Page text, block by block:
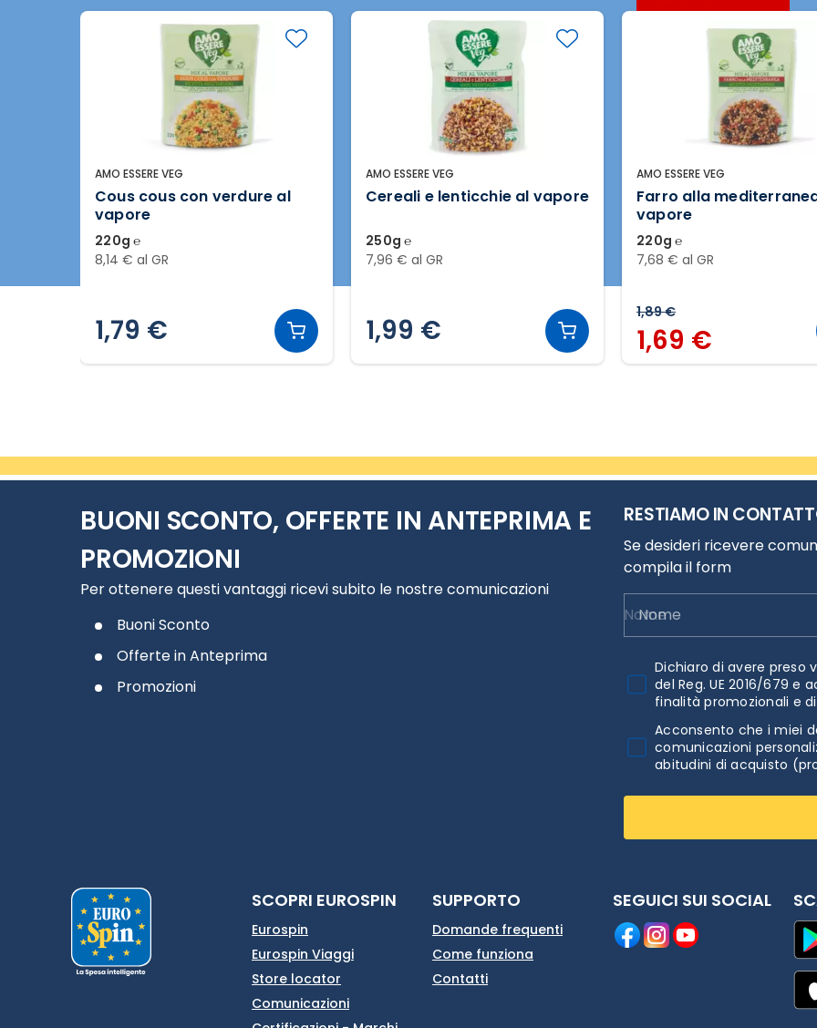
AMO ESSERE VEG
Cous cous con verdure al
vapore
220g ℮
8,14 € al GR
1,79 €
AMO ESSERE VEG
Cereali e lenticchie al vapore
250g ℮
7,96 € al GR
1,99 €
AMO ESSERE VEG
Farro alla
vapore
220g ℮
7,68 € al GR
1,89 €
1,69 €
BUONI SCONTO, OFFERTE IN ANTEPRIMA E
PROMOZIONI
Per ottenere questi vantaggi ricevi subito le nostre comunicazioni
Buoni Sconto
Offerte in Anteprima
Promozioni
RESTIAMO IN
Se desideri ricevere
compila il form
Nome
Dichiaro di avere preso
del Reg. UE 2016/679
finalità promozionali e
Acconsento che i miei
comunicazioni
abitudini di acquisto
SCOPRI EUROSPIN
Eurospin
Eurospin Viaggi
Store locator
Comunicazioni
SUPPORTO
Domande frequenti
Come funziona
Contatti
SEGUICI SUI SOCIAL